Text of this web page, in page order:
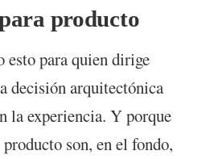
producto
esto para quien dirige
decisión arquitectónica
la experiencia. Y porque
son, en el fondo,